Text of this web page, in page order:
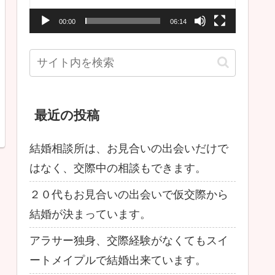
00:00 06:14
最近の投稿
結婚相談所は、お見合いの出会いだけで
はなく、交際中の相談もできます。
２０代もお見合いの出会いで仮交際から
結婚が決まっています。
アラサー独身、交際経験がなくてもスイ
ートメイプルで結婚出来ています。